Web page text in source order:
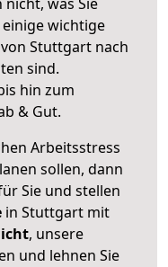
wichtige
Stuttgart nach
sind.
hin zum
& Gut.
Arbeitsstress
sollen, dann
Sie und stellen
in Stuttgart mit
, unsere
und lehnen Sie